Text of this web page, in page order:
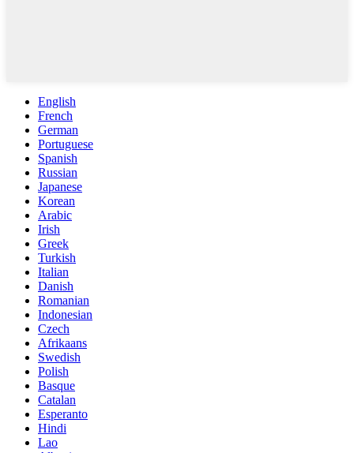
English
French
German
Portuguese
Spanish
Russian
Japanese
Korean
Arabic
Irish
Greek
Turkish
Italian
Danish
Romanian
Indonesian
Czech
Afrikaans
Swedish
Polish
Basque
Catalan
Esperanto
Hindi
Lao